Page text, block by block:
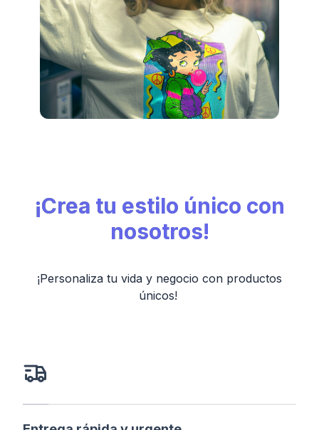
¡Crea tu estilo único con
nosotros!
¡Personaliza tu vida y negocio con productos
únicos!